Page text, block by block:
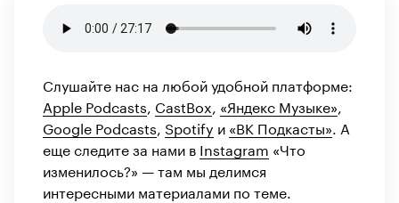
Слушайте нас на любой удобной платформе:
Apple Podcasts CastBox «Яндекс Музыке»
Google Podcasts Spotify и «ВК Подкасты» . А
еще следите за нами в Instagram «Что
изменилось?» — там мы делимся
интересными материалами по теме.